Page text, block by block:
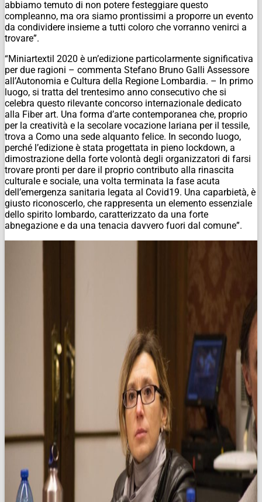
abbiamo temuto di non potere festeggiare questo
compleanno, ma ora siamo prontissimi a proporre un evento
da condividere insieme a tutti coloro che vorranno venirci a
trovare”.
“Miniartextil 2020 è un’edizione particolarmente significativa
per due ragioni – commenta Stefano Bruno Galli Assessore
all’Autonomia e Cultura della Regione Lombardia. – In primo
luogo, si tratta del trentesimo anno consecutivo che si
celebra questo rilevante concorso internazionale dedicato
alla Fiber art. Una forma d’arte contemporanea che, proprio
per la creatività e la secolare vocazione lariana per il tessile,
trova a Como una sede alquanto felice. In secondo luogo,
perché l’edizione è stata progettata in pieno lockdown, a
dimostrazione della forte volontà degli organizzatori di farsi
trovare pronti per dare il proprio contributo alla rinascita
culturale e sociale, una volta terminata la fase acuta
dell’emergenza sanitaria legata al Covid19. Una caparbietà, è
giusto riconoscerlo, che rappresenta un elemento essenziale
dello spirito lombardo, caratterizzato da una forte
abnegazione e da una tenacia davvero fuori dal comune”.